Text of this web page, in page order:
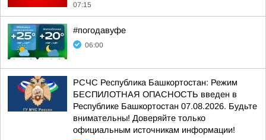
07:15
#погодавуфе
06:00
РСЧС Республика Башкортостан: Режим
БЕСПИЛОТНАЯ ОПАСНОСТЬ введен в
Республике Башкортостан 07.08.2026. Будьте
внимательны! Доверяйте только
официальным источникам информации!